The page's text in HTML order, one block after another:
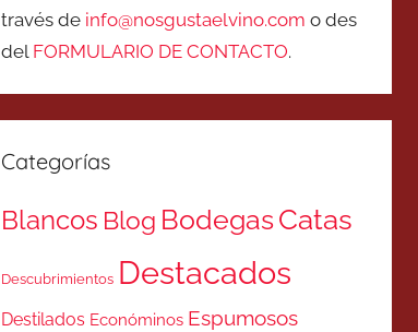
través de info@nosgustaelvino.com o des
del FORMULARIO DE CONTACTO.
Categorías
Blancos Blog BodegasCatas
Descubrimientos Destacados
Destilados Económinos Espumosos